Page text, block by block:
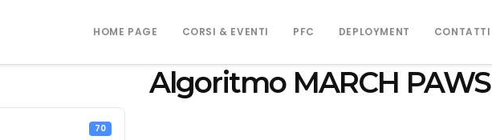
HOME PAGE CORSI & EVENTI PFC DEPLOYMENT CONTATTI
70
Algoritmo MARCH PAWS